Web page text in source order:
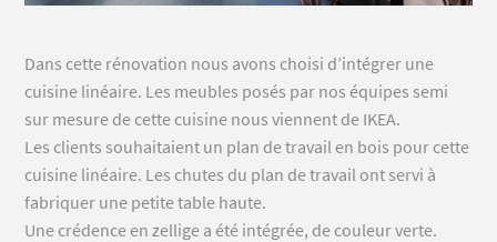
Dans cette rénovation nous avons choisi d’intégrer une
cuisine linéaire. Les meubles posés par nos équipes semi
sur mesure de cette cuisine nous viennent de IKEA.
Les clients souhaitaient un plan de travail en bois pour cette
cuisine linéaire. Les chutes du plan de travail ont servi à
fabriquer une petite table haute.
Une crédence en zellige a été intégrée, de couleur verte.